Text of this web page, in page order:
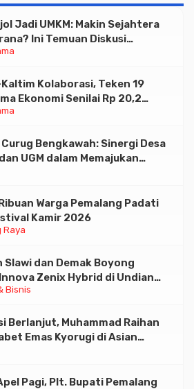
Jadi UMKM: Makin Sejahtera
Ini Temuan Diskusi
Kolaborasi, Teken 19
Ekonomi Senilai Rp 20,2
Bengkawah: Sinergi Desa
UGM dalam Memajukan
UMKM Lokal
Raya
Warga Pemalang Padati
Kamir 2026
Bisnis
Slawi dan Demak Boyong
Zenix Hybrid di Undian
Bima Bank Jateng
Berlanjut, Muhammad Raihan
Emas Kyorugi di Asian
Indonesia Open 2026
Pagi, Plt. Bupati Pemalang